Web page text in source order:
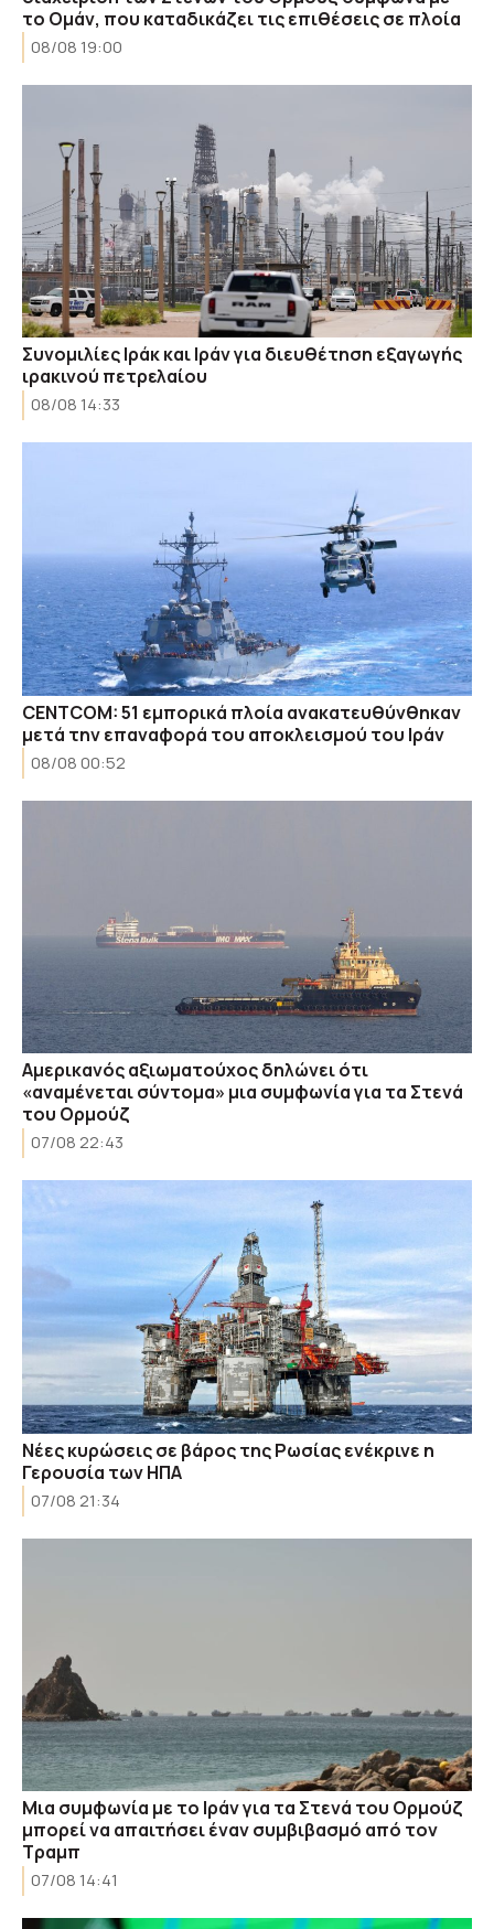
το Ομάν, που καταδικάζει τις επιθέσεις σε πλοία
08/08 19:00
Συνομιλίες Ιράκ και Ιράν για διευθέτηση εξαγωγής
ιρακινού πετρελαίου
08/08 14:33
CENTCOM: 51 εμπορικά πλοία ανακατευθύνθηκαν
μετά την επαναφορά του αποκλεισμού του Ιράν
08/08 00:52
Αμερικανός αξιωματούχος δηλώνει ότι
«αναμένεται σύντομα» μια συμφωνία για τα Στενά
του Ορμούζ
07/08 22:43
Νέες κυρώσεις σε βάρος της Ρωσίας ενέκρινε η
Γερουσία των ΗΠΑ
07/08 21:34
Μια συμφωνία με το Ιράν για τα Στενά του Ορμούζ
μπορεί να απαιτήσει έναν συμβιβασμό από τον
Τραμπ
07/08 14:41